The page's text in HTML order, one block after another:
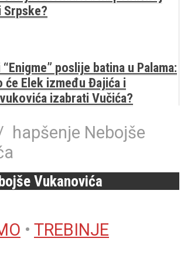
Srpske?
“Enigme” poslije batina u Palama:
će Elek između Đajića i
izabrati Vučića?
hapšenje Nebojše
Vukanovića
• TREBINJE